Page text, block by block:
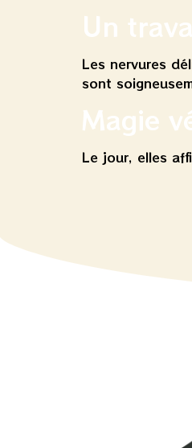
Un
Les nervures
sont
Magie
Le jour, elles